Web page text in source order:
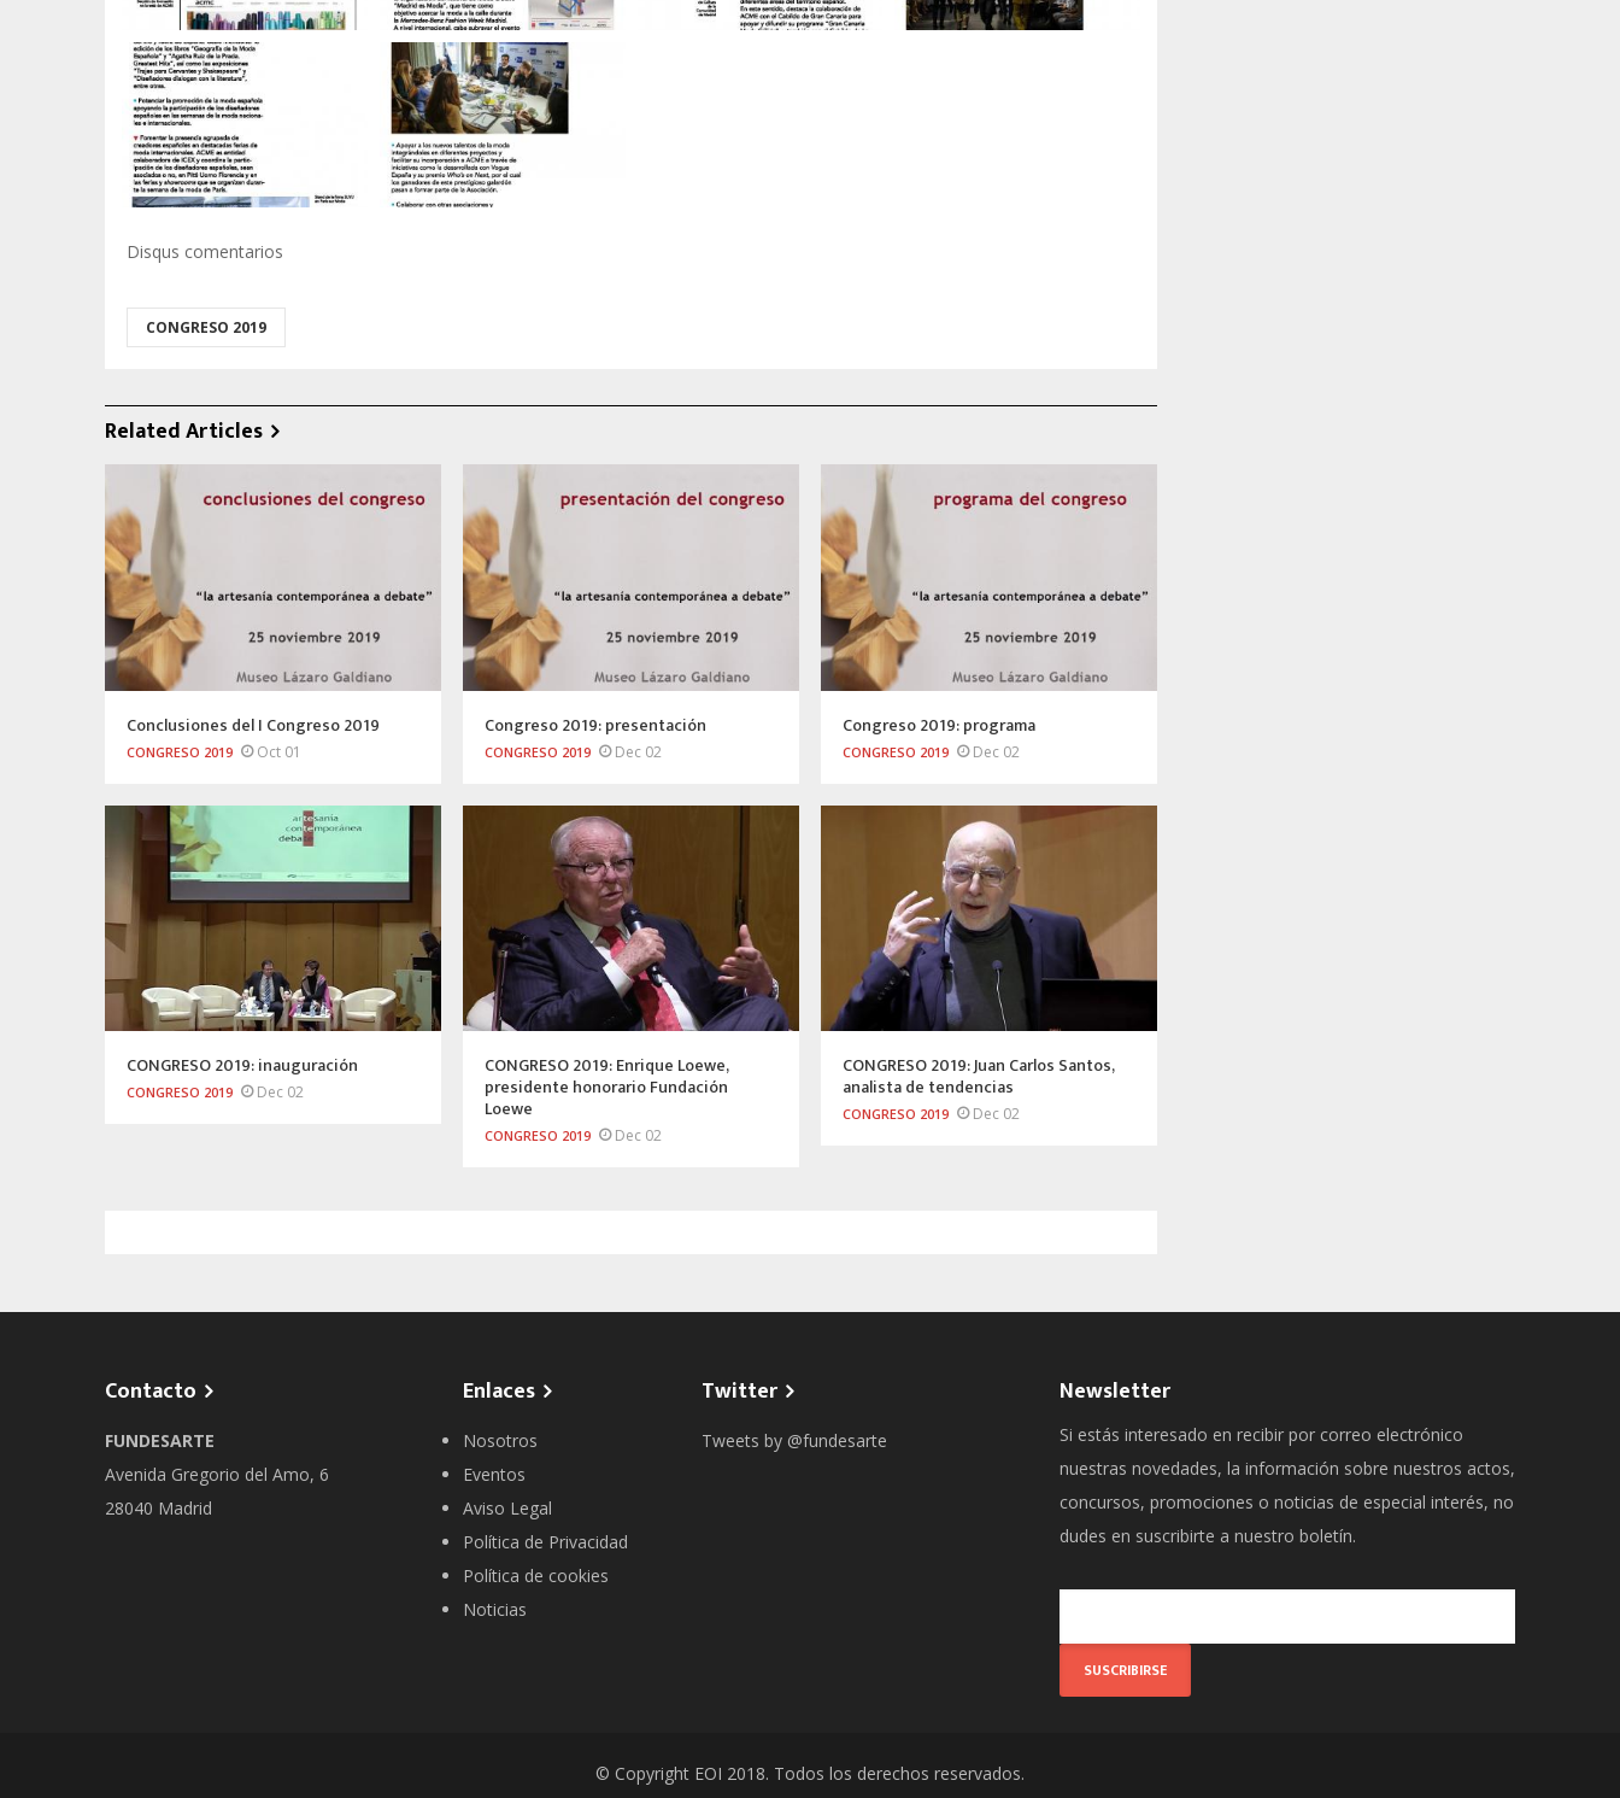
Disqus comentarios
CONGRESO 2019
Related Articles
Conclusiones del I Congreso 2019
CONGRESO 2019 Oct 01
Congreso 2019: presentación
CONGRESO 2019 Dec 02
Congreso 2019: programa
CONGRESO 2019 Dec 02
CONGRESO 2019: inauguración
CONGRESO 2019 Dec 02
CONGRESO 2019: Enrique Loewe,
presidente honorario Fundación
Loewe
CONGRESO 2019 Dec 02
CONGRESO 2019: Juan Carlos Santos,
analista de tendencias
CONGRESO 2019 Dec 02
Contacto
FUNDESARTE
Avenida Gregorio del Amo, 6
28040 Madrid
Enlaces
Nosotros
Eventos
Aviso Legal
Política de Privacidad
Política de cookies
Noticias
Twitter
Tweets by @fundesarte
Newsletter
Si estás interesado en recibir por correo electrónico
nuestras novedades, la información sobre nuestros actos,
concursos, promociones o noticias de especial interés, no
dudes en suscribirte a nuestro boletín.
© Copyright EOI 2018. Todos los derechos reservados.